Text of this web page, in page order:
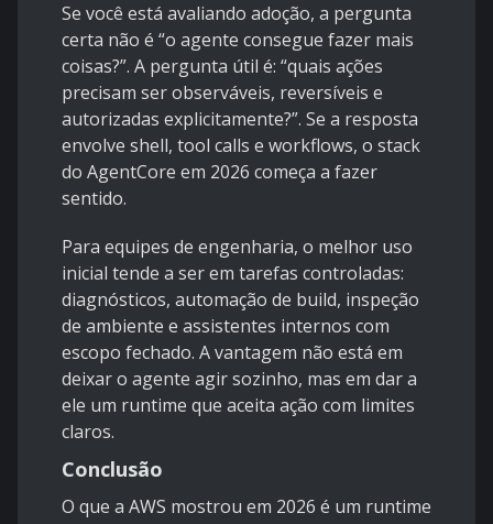
Se você está avaliando adoção, a pergunta
certa não é “o agente consegue fazer mais
coisas?”. A pergunta útil é: “quais ações
precisam ser observáveis, reversíveis e
autorizadas explicitamente?”. Se a resposta
envolve shell, tool calls e workflows, o stack
do AgentCore em 2026 começa a fazer
sentido.
Para equipes de engenharia, o melhor uso
inicial tende a ser em tarefas controladas:
diagnósticos, automação de build, inspeção
de ambiente e assistentes internos com
escopo fechado. A vantagem não está em
deixar o agente agir sozinho, mas em dar a
ele um runtime que aceita ação com limites
claros.
Conclusão
O que a AWS mostrou em 2026 é um runtime